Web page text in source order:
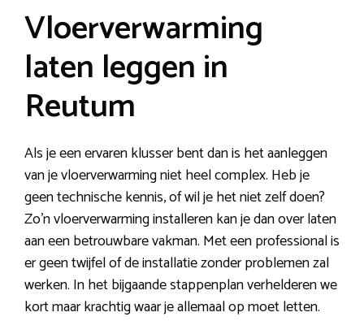
Vloerverwarming
laten leggen in
Reutum
Als je een ervaren klusser bent dan is het aanleggen
van je vloerverwarming niet heel complex. Heb je
geen technische kennis, of wil je het niet zelf doen?
Zo’n vloerverwarming installeren kan je dan over laten
aan een betrouwbare vakman. Met een professional is
er geen twijfel of de installatie zonder problemen zal
werken. In het bijgaande stappenplan verhelderen we
kort maar krachtig waar je allemaal op moet letten.